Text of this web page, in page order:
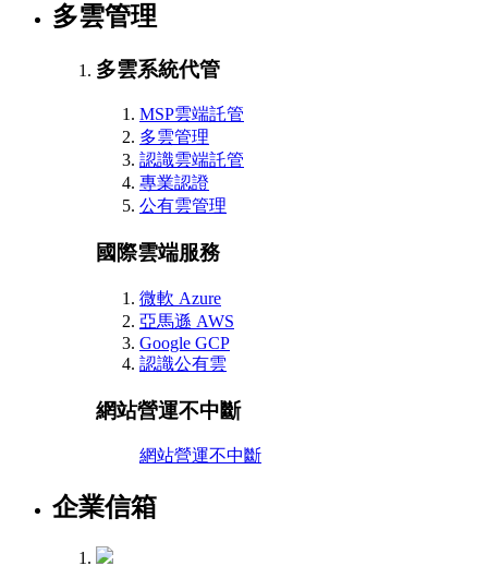
多雲管理
多雲系統代管
MSP雲端託管
多雲管理
認識雲端託管
專業認證
公有雲管理
國際雲端服務
微軟 Azure
亞馬遜 AWS
Google GCP
認識公有雲
網站營運不中斷
網站營運不中斷
企業信箱